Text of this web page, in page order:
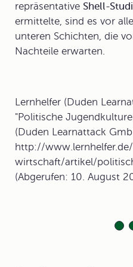
repräsentative Shell-
ermittelte, sind es vor
unteren Schichten, die
Nachteile erwarten.
Lernhelfer (Duden
"Politische
(Duden Learnattack
http://
wirtschaft/artikel/
(Abgerufen: 10. August